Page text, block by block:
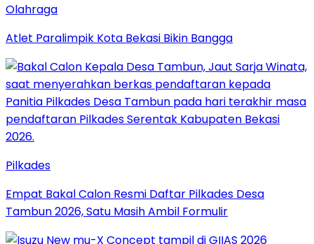
Olahraga
Atlet Paralimpik Kota Bekasi Bikin Bangga
Pilkades
Empat Bakal Calon Resmi Daftar Pilkades Desa
Tambun 2026, Satu Masih Ambil Formulir